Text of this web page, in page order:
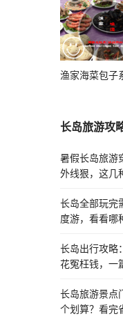
渔家海菜包子
长岛旅游攻
暑假长岛旅游
外线狠，这几
长岛全部玩完
度游，看看哪
长岛出行攻略
花冤枉钱，一
长岛旅游景点
个划算？看完